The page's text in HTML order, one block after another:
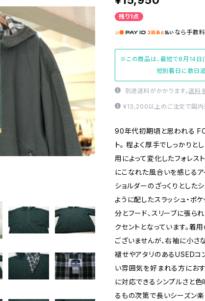
残り1点
なら 手数
※この商品は、最短で8月14日(
短到着日に数日追
別途送料がかかります。送料
¥13,200以上のご注文で国内
90年代初期頃と思われる
ト。 程よく厚手でしっかりと
用によって変化したフォレス
にこなれた風合いを感じるア
ショルダーのざっくりとした
ように配したスラッシュ・ポ
分とフード、スリーブに張ら
クセントとなっています。着
ございませんが、右袖に小さ
褪せやアタリのあるUSEDコ
い雰囲気を好まれる方にお
に対応できるシンプルさと色
るもの次第で長いシーズン楽